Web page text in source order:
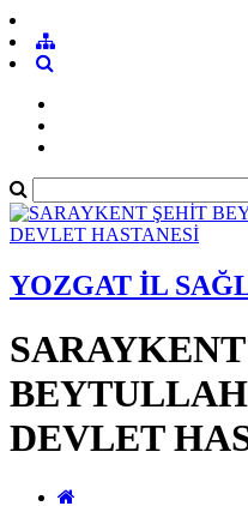
YOZGAT İL
DEVLET